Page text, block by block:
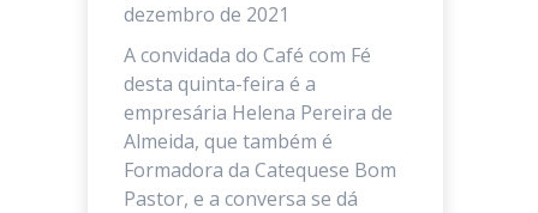
dezembro de 2021
A convidada do Café com Fé
desta quinta-feira é a
empresária Helena Pereira de
Almeida, que também é
Formadora da Catequese Bom
Pastor, e a conversa se dá